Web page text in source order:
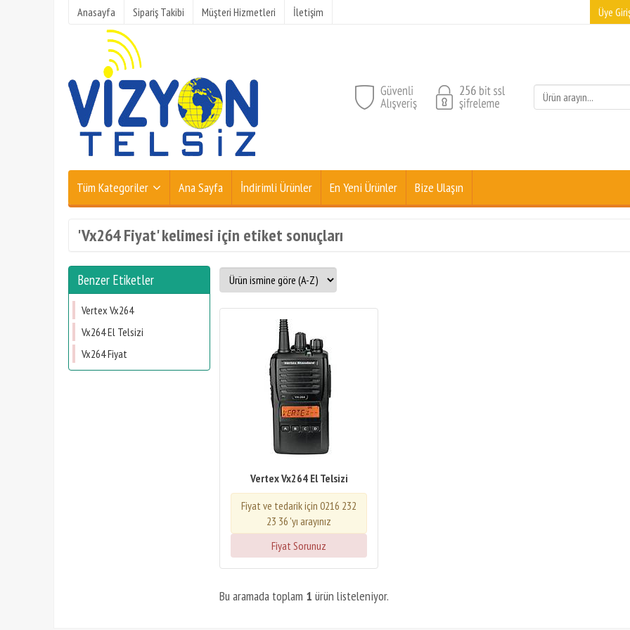
Anasayfa Sipariş Takibi Müşteri Hizmetleri İletişim Üye
Tüm Kategoriler Ana Sayfa İndirimli Ürünler En Yeni Ürünler Bize Ulaşın
'Vx264 Fiyat' kelimesi için etiket sonuçları
Benzer Etiketler
Vertex Vx264
Vx264 El Telsizi
Vx264 Fiyat
Vertex Vx264 El Telsizi
Fiyat ve tedarik için 0216 232
23 36 'yı arayınız
Fiyat Sorunuz
Bu aramada toplam 1 ürün listeleniyor.